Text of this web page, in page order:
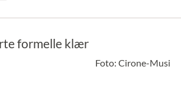
Foto: Cirone-Musi